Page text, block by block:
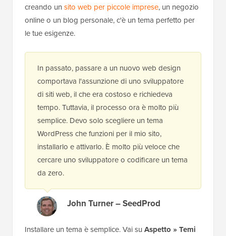
creando un sito web per piccole imprese, un negozio
online o un blog personale, c'è un tema perfetto per
le tue esigenze.
In passato, passare a un nuovo web design
comportava l'assunzione di uno sviluppatore
di siti web, il che era costoso e richiedeva
tempo. Tuttavia, il processo ora è molto più
semplice. Devo solo scegliere un tema
WordPress che funzioni per il mio sito,
installarlo e attivarlo. È molto più veloce che
cercare uno sviluppatore o codificare un tema
da zero.
John Turner – SeedProd
Installare un tema è semplice. Vai su Aspetto » Temi